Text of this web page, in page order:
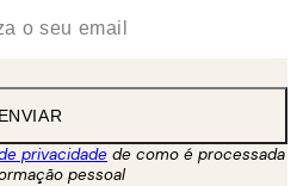
ENVIAR
privacidade de como é processada
pessoal